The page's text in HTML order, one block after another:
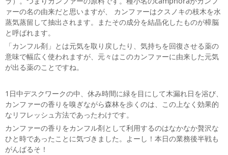
ァーの名の由来だと思いますが、 カンファーはクスノキの枝木を水
蒸気蒸留して抽出されます。またその成分を結晶化したものが樟脳
と呼ばれます。
「カンフル剤」とは元気を取り戻したり、気持ちを回復させる薬の
意味で幅広く使われますが、元々はこのカンファーに由来した元気
が出る薬のことですね。
1日中デスクワークの中、休み時間に緑を目にして木漏れ日を浴び、
カンファーの香りを嗅ぎながら森林を歩くのは、この上なく効果的
なリフレッシュ方法であったわけです。
カンファーの香りをカンフル剤として利用するのはなかなか贅沢な
ひと時であったことに気づきました。よーし！本日の業務後半戦も
がんばるそ！